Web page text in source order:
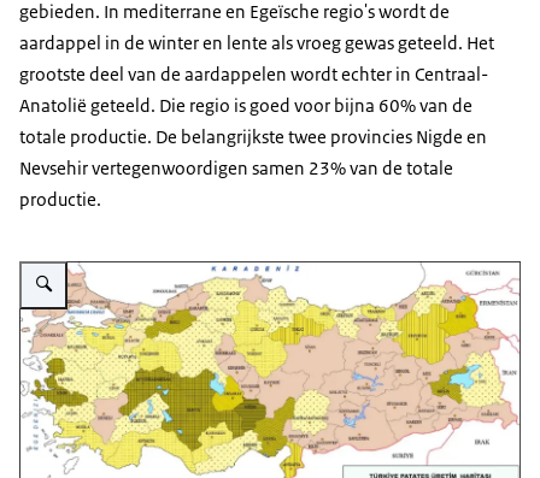
gebieden. In mediterrane en Egeïsche regio's wordt de
aardappel in de winter en lente als vroeg gewas geteeld. Het
grootste deel van de aardappelen wordt echter in Centraal-
Anatolië geteeld. Die regio is goed voor bijna 60% van de
totale productie. De belangrijkste twee provincies Nigde en
Nevsehir vertegenwoordigen samen 23% van de totale
productie.
Vergroot afbeelding Aardappelketen